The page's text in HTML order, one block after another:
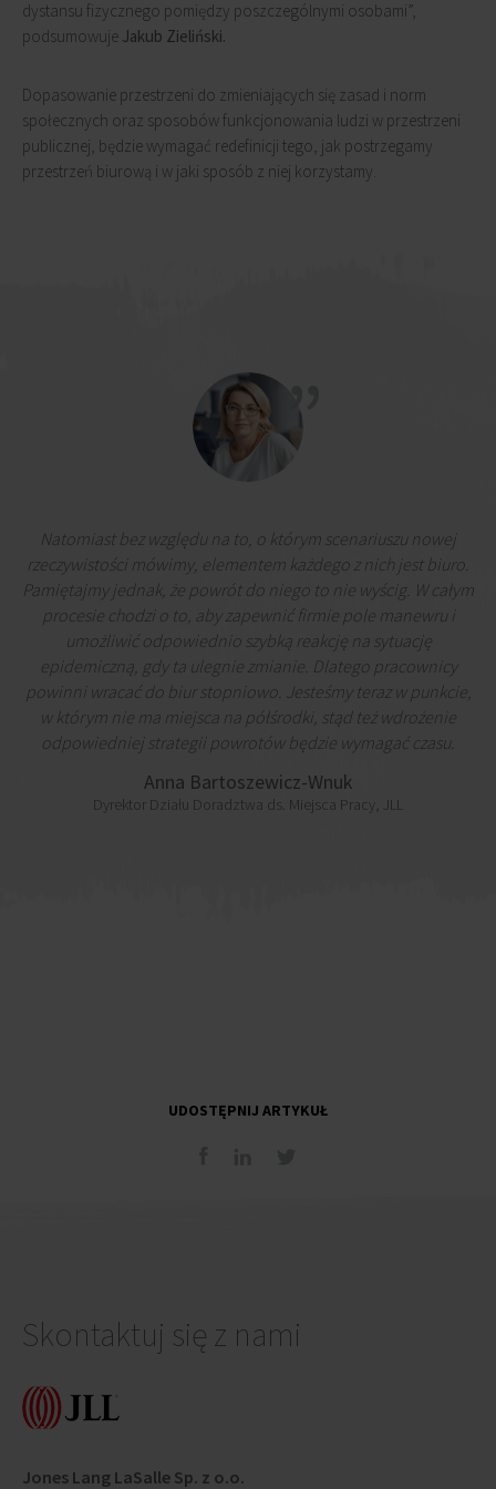
dystansu fizycznego pomiędzy poszczególnymi osobami”,
podsumowuje Jakub Zieliński.
Dopasowanie przestrzeni do zmieniających się zasad i norm
społecznych oraz sposobów funkcjonowania ludzi w przestrzeni
publicznej, będzie wymagać redefinicji tego, jak postrzegamy
przestrzeń biurową i w jaki sposób z niej korzystamy.
Natomiast bez względu na to, o którym scenariuszu nowej
rzeczywistości mówimy, elementem każdego z nich jest biuro.
Pamiętajmy jednak, że powrót do niego to nie wyścig. W całym
procesie chodzi o to, aby zapewnić firmie pole manewru i
umożliwić odpowiednio szybką reakcję na sytuację
epidemiczną, gdy ta ulegnie zmianie. Dlatego pracownicy
powinni wracać do biur stopniowo. Jesteśmy teraz w punkcie,
w którym nie ma miejsca na półśrodki, stąd też wdrożenie
odpowiedniej strategii powrotów będzie wymagać czasu.
Anna Bartoszewicz-Wnuk
Dyrektor Działu Doradztwa ds. Miejsca Pracy, JLL
UDOSTĘPNIJ ARTYKUŁ
Skontaktuj się z nami
Jones Lang LaSalle Sp. z o.o.